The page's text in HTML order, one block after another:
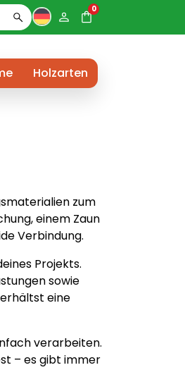
0
Holzarten
zum
einem Zaun
Verbindung.
Projekts.
sowie
eine
verarbeiten.
– es gibt immer